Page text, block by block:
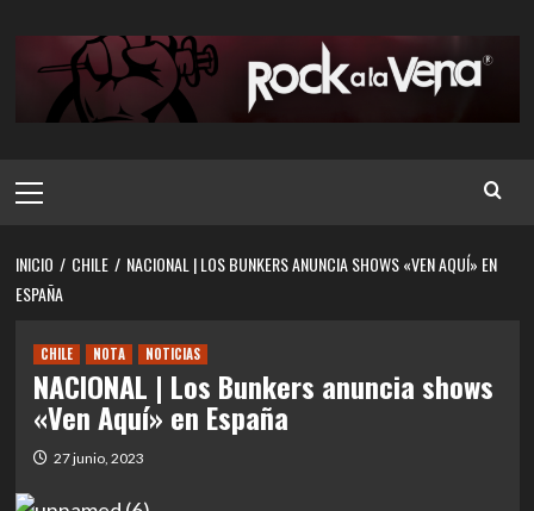
contenido
principal
INICIO CHILE
NACIONAL | LOS BUNKERS ANUNCIA SHOWS «VEN AQUÍ» EN
ESPAÑA
CHILE NOTA NOTICIAS
NACIONAL | Los Bunkers anuncia shows
«Ven Aquí» en España
27 junio, 2023